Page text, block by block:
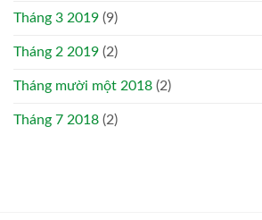
Tháng 3 2019 (9)
Tháng 2 2019 (2)
Tháng mười một 2018 (2)
Tháng 7 2018 (2)